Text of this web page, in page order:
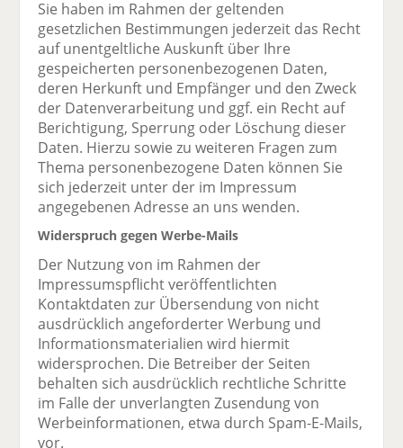
Sie haben im Rahmen der geltenden
gesetzlichen Bestimmungen jederzeit das Recht
auf unentgeltliche Auskunft über Ihre
gespeicherten personenbezogenen Daten,
deren Herkunft und Empfänger und den Zweck
der Datenverarbeitung und ggf. ein Recht auf
Berichtigung, Sperrung oder Löschung dieser
Daten. Hierzu sowie zu weiteren Fragen zum
Thema personenbezogene Daten können Sie
sich jederzeit unter der im Impressum
angegebenen Adresse an uns wenden.
Widerspruch gegen Werbe-Mails
Der Nutzung von im Rahmen der
Impressumspflicht veröffentlichten
Kontaktdaten zur Übersendung von nicht
ausdrücklich angeforderter Werbung und
Informationsmaterialien wird hiermit
widersprochen. Die Betreiber der Seiten
behalten sich ausdrücklich rechtliche Schritte
im Falle der unverlangten Zusendung von
Werbeinformationen, etwa durch Spam-E-Mails,
vor.